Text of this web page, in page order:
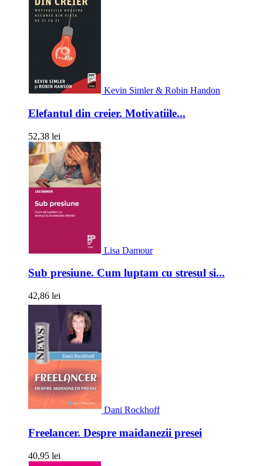
Kevin Simler & Robin Handon
Elefantul din creier. Motivatiile...
52,38 lei
Lisa Damour
Sub presiune. Cum luptam cu stresul si...
42,86 lei
Dani Rockhoff
Freelancer. Despre maidanezii presei
40,95 lei